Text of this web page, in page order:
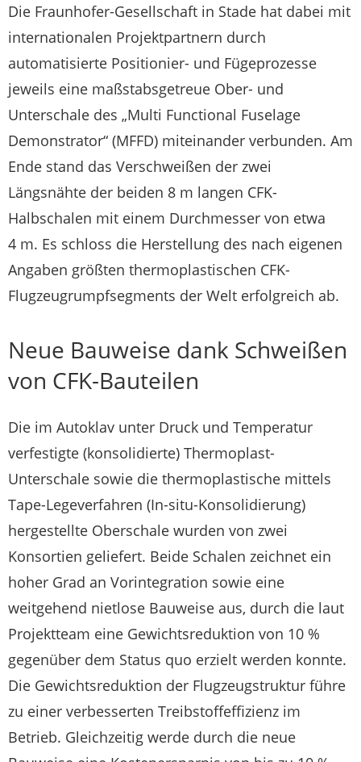
Die Fraunhofer-Gesellschaft in Stade hat dabei mit
internationalen Projektpartnern durch
automatisierte Positionier- und Fügeprozesse
jeweils eine maßstabsgetreue Ober- und
Unterschale des „Multi Functional Fuselage
Demonstrator“ (MFFD) miteinander verbunden. Am
Ende stand das Verschweißen der zwei
Längsnähte der beiden 8 m langen CFK-
Halbschalen mit einem Durchmesser von etwa
4 m. Es schloss die Herstellung des nach eigenen
Angaben größten thermoplastischen CFK-
Flugzeugrumpfsegments der Welt erfolgreich ab.
Neue Bauweise dank Schweißen
von CFK-Bauteilen
Die im Autoklav unter Druck und Temperatur
verfestigte (konsolidierte) Thermoplast-
Unterschale sowie die thermoplastische mittels
Tape-Legeverfahren (In-situ-Konsolidierung)
hergestellte Oberschale wurden von zwei
Konsortien geliefert. Beide Schalen zeichnet ein
hoher Grad an Vorintegration sowie eine
weitgehend nietlose Bauweise aus, durch die laut
Projektteam eine Gewichtsreduktion von 10 %
gegenüber dem Status quo erzielt werden konnte.
Die Gewichtsreduktion der Flugzeugstruktur führe
zu einer verbesserten Treibstoffeffizienz im
Betrieb. Gleichzeitig werde durch die neue